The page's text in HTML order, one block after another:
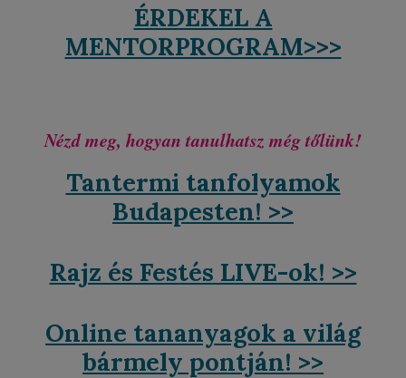
ÉRDEKEL A
MENTORPROGRAM>>>
Nézd meg, hogyan tanulhatsz még tőlünk!
Tantermi tanfolyamok
Budapesten! >>
Rajz és Festés LIVE-ok! >>
Online tananyagok a világ
bármely pontján! >>